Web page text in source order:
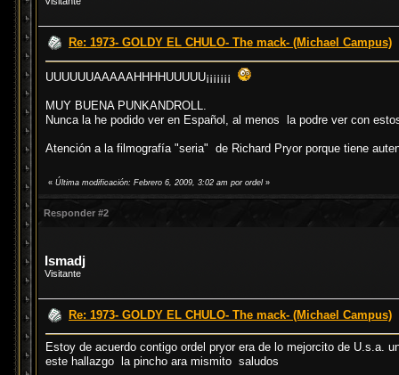
Re: 1973- GOLDY EL CHULO- The mack- (Michael Campus)
UUUUUUAAAAAHHHHUUUUU¡¡¡¡¡¡¡
MUY BUENA PUNKANDROLL.
Nunca la he podido ver en Español, al menos la podre ver con
Atención a la filmografía "seria" de Richard Pryor porque tiene
« Última modificación: Febrero 6, 2009, 3:02 am por ordel»
Responder #2
Ismadj
Visitante
Re: 1973- GOLDY EL CHULO- The mack- (Michael Campus)
Estoy de acuerdo contigo ordel pryor era de lo mejorcito de U.s.a.
este hallazgo la pincho ara mismito saludos